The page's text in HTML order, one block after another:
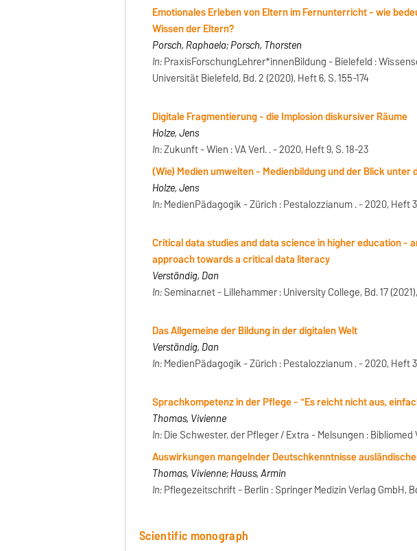
Emotionales Erleben von Eltern im Fernunterricht - wie
Wissen der Eltern?
Porsch, Raphaela; Porsch, Thorsten
In:PraxisForschungLehrer*innenBildung - Bielefeld :
Universität Bielefeld, Bd. 2 (2020), Heft 6, S. 155-174
Digitale Fragmentierung - die Implosion diskursiver Räume
Holze, Jens
In:Zukunft - Wien : VA Verl. . - 2020, Heft 9, S. 18-23
(Wie) Medien umwelten - Medienbildung und der Blick unter
Holze, Jens
In:MedienPädagogik - Zürich : Pestalozzianum . - 2020, Heft
Critical data studies and data science in higher education -
approach towards a critical data literacy
Verständig, Dan
In:Seminar.net - Lillehammer : University College, Bd. 17
Das Allgemeine der Bildung in der digitalen Welt
Verständig, Dan
In:MedienPädagogik - Zürich : Pestalozzianum . - 2020, Heft
Sprachkompetenz in der Pflege - "Es reicht nicht aus,
Thomas, Vivienne
In:Die Schwester, der Pfleger / Extra - Melsungen : Bibliomed
Auswirkungen mangelnder Deutschkenntnisse
Thomas, Vivienne; Hauss, Armin
In:Pflegezeitschrift - Berlin : Springer Medizin Verlag GmbH,
Scientific monograph